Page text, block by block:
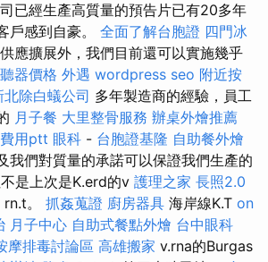
已經生產高質量的預告片已有20多年
戶感到自豪。 全面了解台胞證 四門冰
應擴展外，我們目前還可以實施幾乎
器價格 外遇 wordpress seo 附近按
北除白蟻公司 多年製造商的經驗，員工
月子餐 大里整骨服務 辦桌外燴推薦
用ptt 眼科 - 台胞證基隆 自助餐外燴
我們對質量的承諾可以保證我們生產的
是上次是K.erd的v 護理之家 長照2.0
rn.t。 抓姦蒐證 廚房器具 海岸線K.T on
月子中心 自助式餐點外燴 台中眼科
摩排毒討論區 高雄搬家 v.rna的Burgas